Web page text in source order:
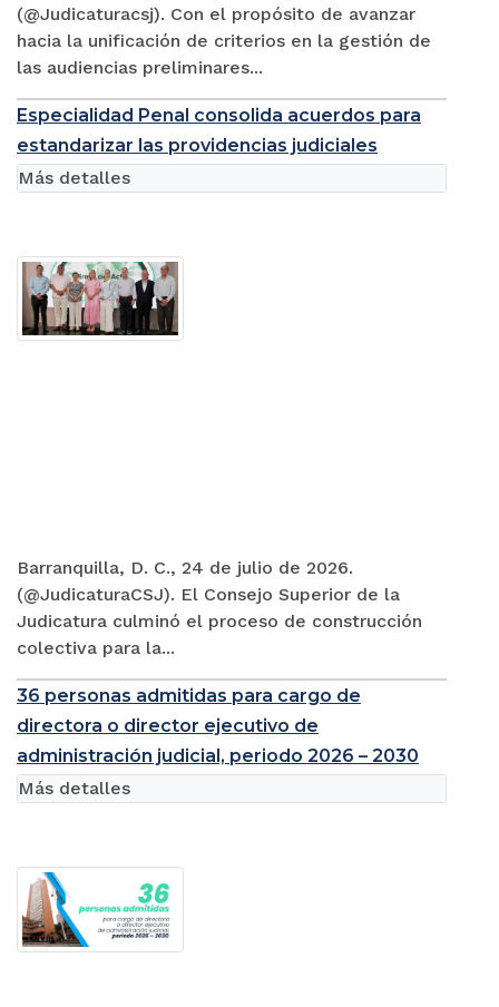
(@Judicaturacsj). Con el propósito de avanzar
hacia la unificación de criterios en la gestión de
las audiencias preliminares...
Especialidad Penal consolida acuerdos para
estandarizar las providencias judiciales
Barranquilla, D. C., 24 de julio de 2026.
(@JudicaturaCSJ). El Consejo Superior de la
Judicatura culminó el proceso de construcción
colectiva para la...
Más detalles
36 personas admitidas para cargo de
directora o director ejecutivo de
administración judicial, periodo 2026 – 2030
Más detalles